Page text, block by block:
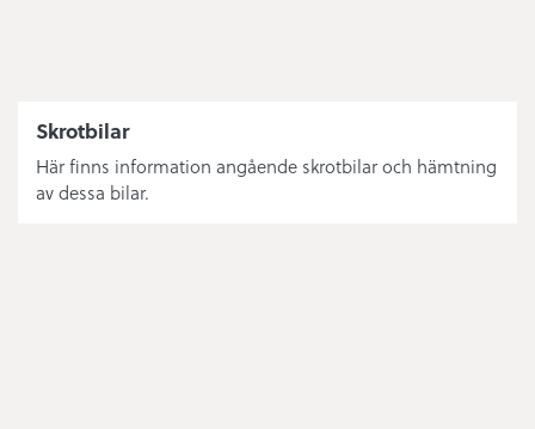
Skrotbilar
Här finns information angående skrotbilar och hämtning
av dessa bilar.